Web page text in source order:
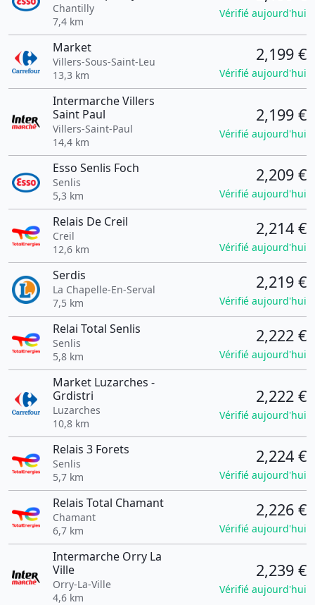
Chantilly
7,4 km
Vérifié aujourd'hui
Market
Villers-Sous-Saint-Leu
13,3 km
2,199 €
Vérifié aujourd'hui
Intermarche Villers
Saint Paul
Villers-Saint-Paul
14,4 km
2,199 €
Vérifié aujourd'hui
Esso Senlis Foch
Senlis
5,3 km
2,209 €
Vérifié aujourd'hui
Relais De Creil
Creil
12,6 km
2,214 €
Vérifié aujourd'hui
Serdis
La Chapelle-En-Serval
7,5 km
2,219 €
Vérifié aujourd'hui
Relai Total Senlis
Senlis
5,8 km
2,222 €
Vérifié aujourd'hui
Market Luzarches -
Grdistri
Luzarches
10,8 km
2,222 €
Vérifié aujourd'hui
Relais 3 Forets
Senlis
5,7 km
2,224 €
Vérifié aujourd'hui
Relais Total Chamant
Chamant
6,7 km
2,226 €
Vérifié aujourd'hui
Intermarche Orry La
Ville
Orry-La-Ville
4,6 km
2,239 €
Vérifié aujourd'hui